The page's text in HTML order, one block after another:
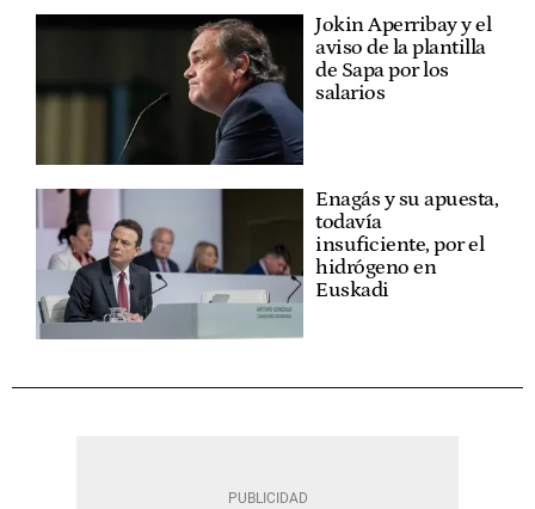
Jokin Aperribay y el
aviso de la plantilla
de Sapa por los
salarios
Enagás y su apuesta,
todavía
insuficiente, por el
hidrógeno en
Euskadi